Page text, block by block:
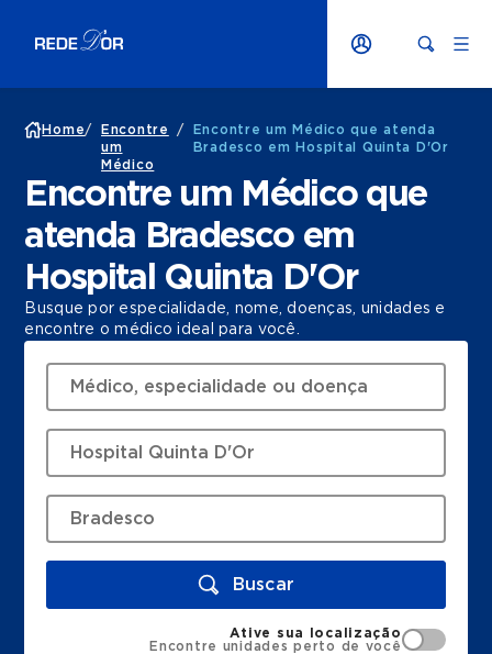
Home/
Encontre
um
Médico
/
Encontre um Médico que atenda
Bradesco em Hospital Quinta D'Or
Encontre um Médico que
atenda Bradesco em
Hospital Quinta D'Or
Busque por especialidade, nome, doenças, unidades e
encontre o médico ideal para você.
Buscar
Ative sua localização
Encontre unidades perto de você